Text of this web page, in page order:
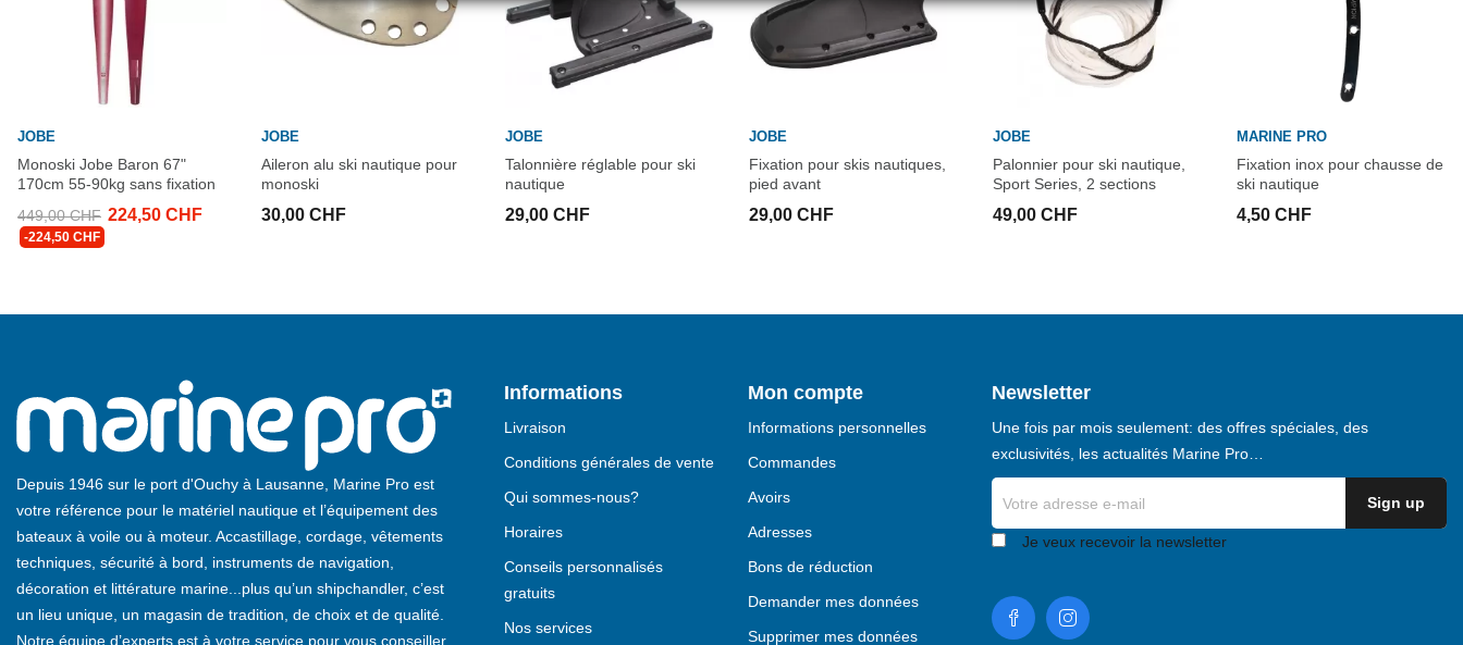
JOBE
Monoski Jobe Baron 67"
170cm 55-90kg sans fixation
449,00 CHF 224,50 CHF
-224,50 CHF
JOBE
Aileron alu ski nautique pour
monoski
30,00 CHF
JOBE
Talonnière réglable pour ski
nautique
29,00 CHF
JOBE
Fixation pour skis nautiques,
pied avant
29,00 CHF
JOBE
Palonnier pour ski nautique,
Sport Series, 2 sections
49,00 CHF
MARINE PRO
Fixation inox pour chausse de
ski nautique
4,50 CHF
Depuis 1946 sur le port d'Ouchy à Lausanne, Marine Pro est
votre référence pour le matériel nautique et l’équipement des
bateaux à voile ou à moteur. Accastillage, cordage, vêtements
techniques, sécurité à bord, instruments de navigation,
décoration et littérature marine...plus qu’un shipchandler, c’est
un lieu unique, un magasin de tradition, de choix et de qualité.
Notre équipe d’experts est à votre service pour vous conseiller
Informations
Livraison
Conditions générales de vente
Qui sommes-nous?
Horaires
Conseils personnalisés
gratuits
Nos services
Mon compte
Informations personnelles
Commandes
Avoirs
Adresses
Bons de réduction
Demander mes données
Supprimer mes données
Newsletter
Une fois par mois seulement: des offres spéciales, des
exclusivités, les actualités Marine Pro…
Je veux recevoir la newsletter